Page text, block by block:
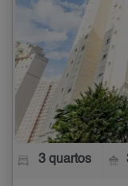
3 quartos